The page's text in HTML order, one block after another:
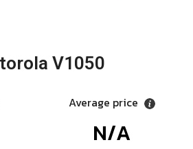
V1050
Average price
N/A